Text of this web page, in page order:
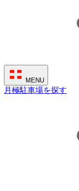
MENU
月極駐車場を探す